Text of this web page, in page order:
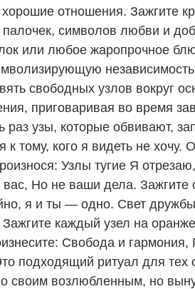
хорошие отношения. Зажгите
символов любви и
или любое жаропрочное
свободных узлов вокруг
приговаривая во время
узы, которые обвивают,
тому, кого я видеть не хочу.
Узлы тугие Я
Но не ваши дела. Зажгите
я и ты — одно. Свет
каждый узел на
Свобода и гармония,
подходящий ритуал для тех
своим возлюбленным, но